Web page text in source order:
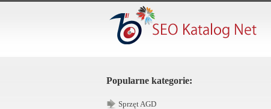
Popularne kategorie:
Sprzęt AGD